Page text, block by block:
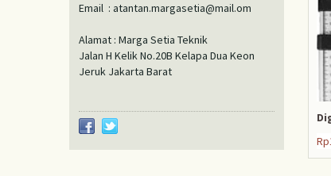
Email : atantan.margasetia@mail.om
Alamat : Marga Setia Teknik
Jalan H Kelik No.20B Kelapa Dua Keon
Jeruk Jakarta Barat